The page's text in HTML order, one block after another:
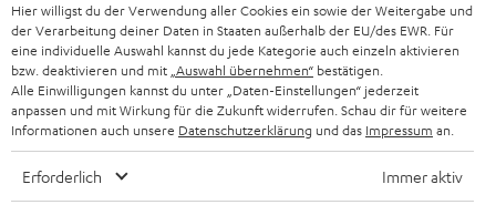
D
o
k
u
m
e
Bedienungsanleitung: Stand-Lautsprecher UL 40 Mk4
25 (Stk.)
Konformitätserklärung: Stand-Lautsprecher UL 40
Mk4 25 (Stk.)
Bedienungsanleitung: Stand-Lautsprecher UL 40
Active Mk3 25 (Stk.)
Hier willigst du der Verwendung aller Cookies ein sowie der Weitergabe und
der Verarbeitung deiner Daten in Staaten außerhalb der EU/des EWR. Für
eine individuelle Auswahl kannst du jede Kategorie auch einzeln aktivieren
bzw. deaktivieren und mit „Auswahl übernehmen“ bestätigen.
Alle Einwilligungen kannst du unter „Daten-Einstellungen“ jederzeit
anpassen und mit Wirkung für die Zukunft widerrufen. Schau dir für weitere
Informationen auch unsere Datenschutzerklärung und das Impressum an.
Erforderlich Immer aktiv